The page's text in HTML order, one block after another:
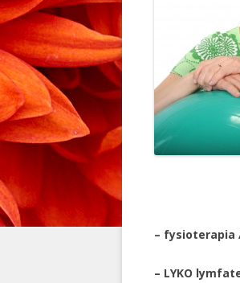
– fysioterapia
– LYKO